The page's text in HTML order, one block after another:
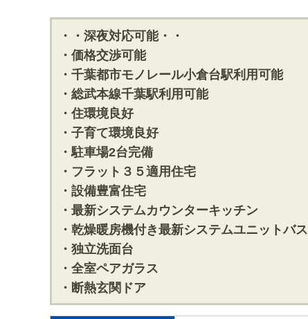
・・深夜対応可能・・
・価格交渉可能
・千葉都市モノレール小倉台駅利用可能
・総武本線千葉駅利用可能
・住環境良好
・子育て環境良好
・駐車場2台完備
・フラット３５適用住宅
・設備豊富住宅
・最新システムカウンターキッチン
・乾燥暖房機付き最新システムユニットバス
・独立洗面台
・全室ペアガラス
・断熱玄関ドア